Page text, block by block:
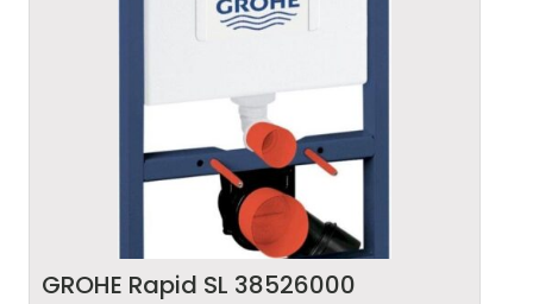
GROHE Rapid SL 38526000